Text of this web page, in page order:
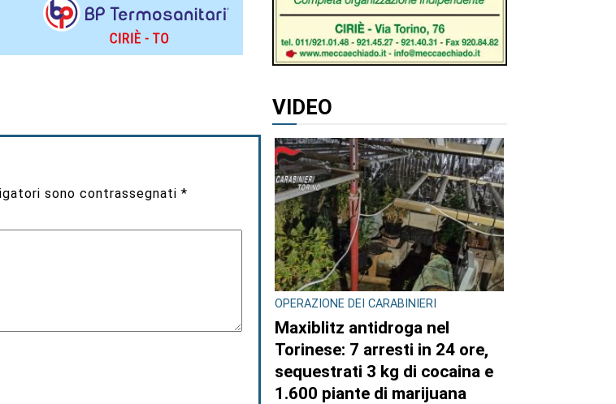
sono contrassegnati*
VIDEO
OPERAZIONE DEI CARABINIERI
Maxiblitz antidroga nel
Torinese: 7 arresti in 24 ore,
sequestrati 3 kg di cocaina e
1.600 piante di marijuana